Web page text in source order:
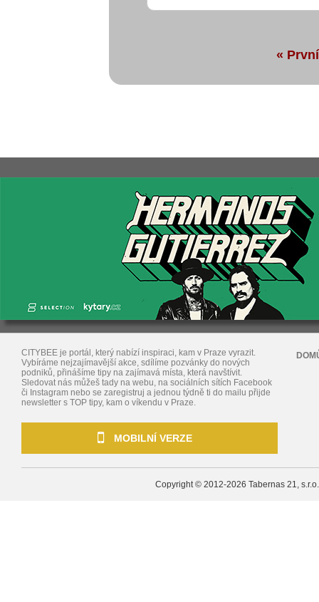
« První
CITYBEE je portál, který nabízí inspiraci, kam v Praze vyrazit.
Vybíráme nejzajímavější akce, sdílíme pozvánky do nových
podniků, přinášíme tipy na zajímavá místa, která navštívit.
Sledovat nás můžeš tady na webu, na sociálních sítích Facebook
či Instagram nebo se zaregistruj a jednou týdně ti do mailu přijde
newsletter s TOP tipy, kam o víkendu v Praze.
MOBILNÍ VERZE
Copyright © 2012-2026 Tabernas 21, s.r.o.